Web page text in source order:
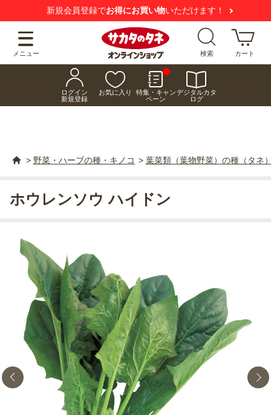
新規会員登録でお得にお買い物いただけます！
メニュー 検索 カート
ログイン
新規登録
お気に入り
特集・キャン
ペーン
デジタルカタ
ログ
> 野菜・ハーブの種・キノコ > 葉菜類（葉物野菜）の種（タネ
ホウレンソウ ハイドン